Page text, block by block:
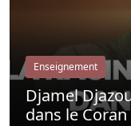
Enseignement
Djamel
dans le Coran